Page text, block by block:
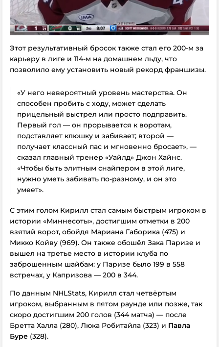
Этот результативный бросок также стал его 200-м за
карьеру в лиге и 114-м на домашнем льду, что
позволило ему установить новый рекорд франшизы.
«У него невероятный уровень мастерства. Он
способен пробить с ходу, может сделать
прицельный выстрел или просто подправить.
Первый гол — он прорывается к воротам,
подставляет клюшку и забивает; второй —
получает классный пас и мгновенно бросает», —
сказал главный тренер «Уайлд» Джон Хайнс.
«Чтобы быть элитным снайпером в этой лиге,
нужно уметь забивать по-разному, и он это
умеет».
С этим голом Кирилл стал самым быстрым игроком в
истории «Миннесоты», достигшим отметки в 200
взятий ворот, обойдя Мариана Габорика (475) и
Микко Койву (969). Он также обошёл Зака Паризе и
вышел на третье место в истории клуба по
заброшенным шайбам: у Паризе было 199 в 558
встречах, у Капризова — 200 в 344.
По данным NHLStats, Кирилл стал четвёртым
игроком, выбранным в пятом раунде или позже, так
скоро достигшим 200 голов (344 матча) — после
Бретта Халла (280), Люка Робитайла (323) и Павла
Буре (328).